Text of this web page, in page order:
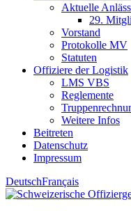
Aktuelle
29.
Vorstand
Protokolle MV
Statuten
Offiziere der Logistik
LMS VBS
Reglemente
Weitere Infos
Beitreten
Datenschutz
Impressum
DeutschFrançais